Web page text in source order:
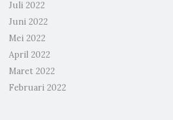
Juli 2022
Juni 2022
Mei 2022
April 2022
Maret 2022
Februari 2022